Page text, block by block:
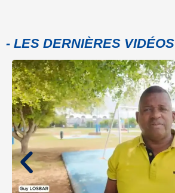
- LES DERNIÈRES VIDÉOS